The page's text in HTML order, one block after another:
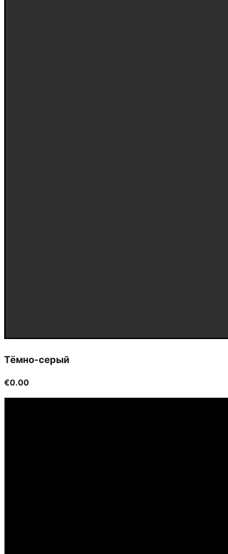
Тёмно-серый
€0.00